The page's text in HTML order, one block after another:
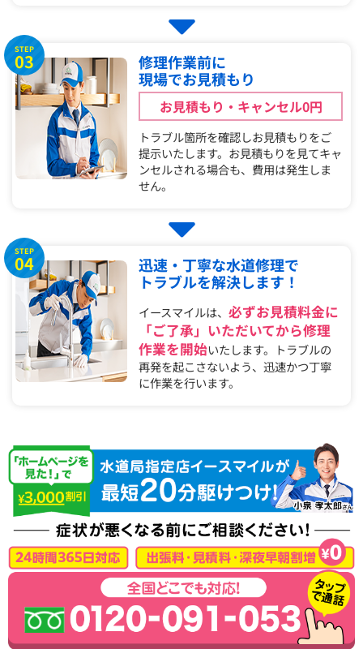
STEP
03
修理作業前に
現場でお見積もり
お見積もり・キャンセル0円
トラブル箇所を確認しお見積もりをご
提示いたします。お見積もりを見てキャ
ンセルされる場合も、費用は発生しま
せん。
STEP
04
迅速・丁寧な水道修理で
トラブルを解決します！
イースマイルは、必ずお見積料金に
「ご了承」いただいてから修理
作業を開始いたします。トラブルの
再発を起こさないよう、迅速かつ丁寧
に作業を行います。